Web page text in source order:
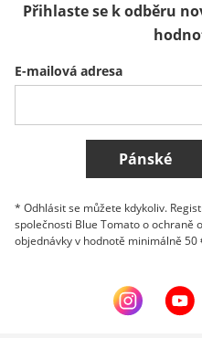
Belgique (Français)
Přihlaste se k odběru
E-mailová adresa
Pánské
* Odhlásit se můžete kdykoliv.
společnosti Blue Tomato o ochraně
objednávky v hodnotě minimálně 50